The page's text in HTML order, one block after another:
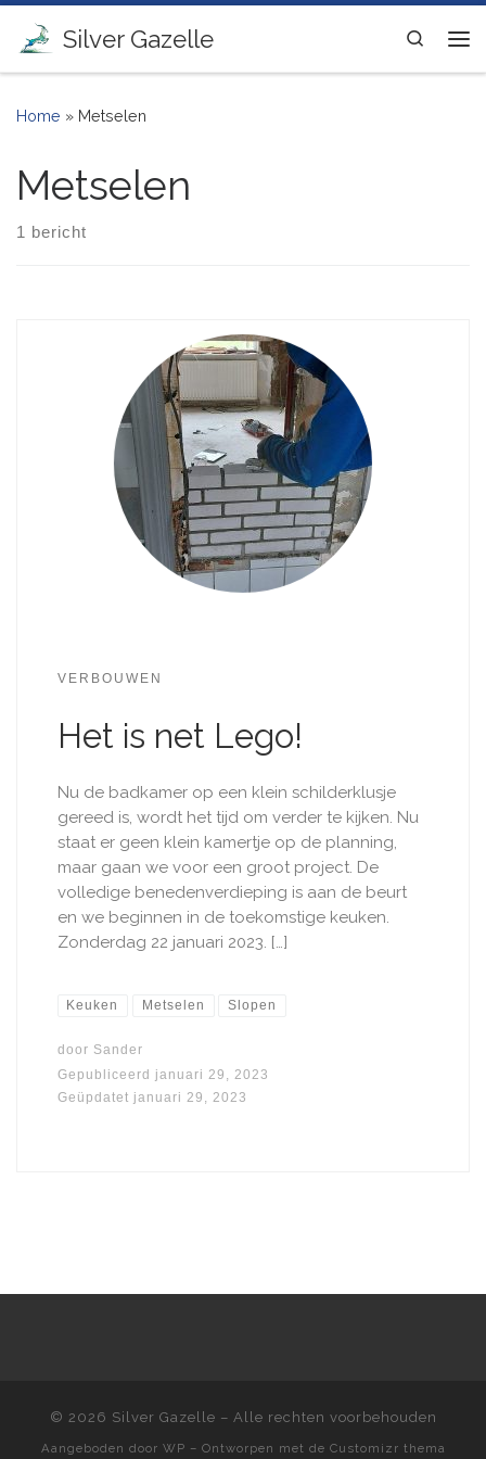
Ga naar inhoud
Silver Gazelle
Search
Home » Metselen
Metselen
1 bericht
VERBOUWEN
Het is net Lego!
Nu de badkamer op een klein schilderklusje
gereed is, wordt het tijd om verder te kijken. Nu
staat er geen klein kamertje op de planning,
maar gaan we voor een groot project. De
volledige benedenverdieping is aan de beurt
en we beginnen in de toekomstige keuken.
Zonderdag 22 januari 2023. […]
Keuken Metselen Slopen
door Sander
Gepubliceerd januari 29, 2023
Geüpdatet januari 29, 2023
© 2026 Silver Gazelle – Alle rechten voorbehouden
Aangeboden door WP – Ontworpen met de Customizr thema